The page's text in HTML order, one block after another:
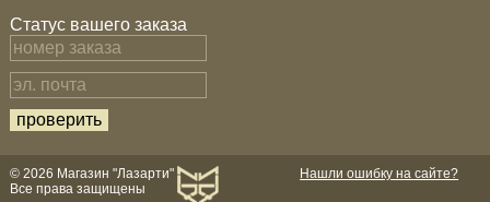
Статус вашего заказа
Нашли ошибку на сайте?
© 2026 Магазин "Лазарти"
Все права защищены